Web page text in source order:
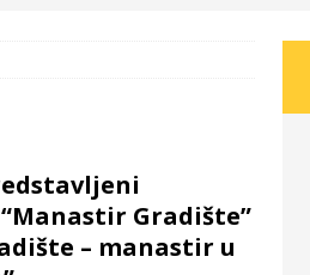
za petak, 7. avgust
„Više od igre” na sceni između crkava
za četvrtak, 6. avgust
za subotu, 8. avgust
Gradište”
– manastir u